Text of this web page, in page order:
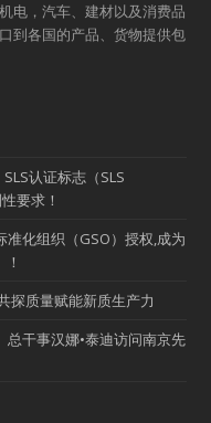
电，汽车、建材以及消费品
到各国的产品、货物提供包
认证标志（SLS
要求！
化组织（GSO）授权,成为
探质量赋能新质生产力
总干事汉娜•泰迪访问南京先